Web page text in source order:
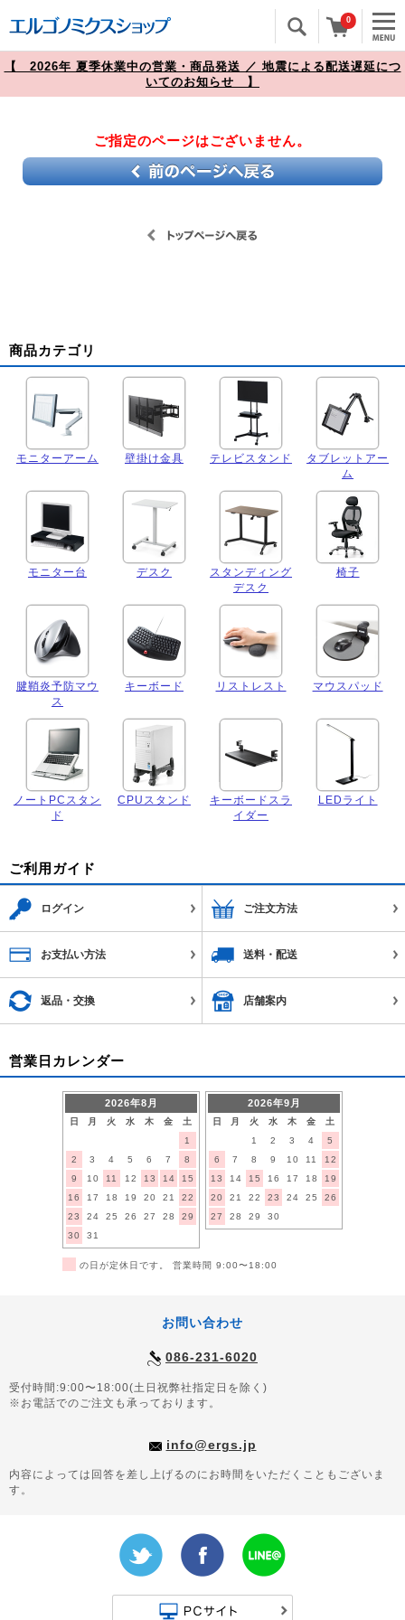
0
【 2026年 夏季休業中の営業・商品発送 ／ 地震による配送遅延につ
いてのお知らせ 】
ご指定のページはございません。
商品カテゴリ
モニターアーム 壁掛け金具 テレビスタンド
タブレットアー
ム
モニター台 デスク
スタンディング
デスク
椅子
腱鞘炎予防マウ
ス
キーボード リストレスト マウスパッド
ノートPCスタン
ド
CPUスタンド
キーボードスラ
イダー
LEDライト
ご利用ガイド
ログイン ご注文方法
お支払い方法 送料・配送
返品・交換 店舗案内
営業日カレンダー
2026年8月
日 月 火 水 木 金
土
1
2
3 4 5 6 7
8
9
10 11 12 13 14
15
16
17 18 19 20 21
22
23
24 25 26 27 28
29
30
31
2026年9月
日 月 火 水 木 金
土
1
2 3 4
5
6
7 8 9 10 11
12
13
14 15 16 17 18
19
20
21 22 23 24 25
26
27
28 29 30
の日が定休日です。 営業時間 9:00〜18:00
お問い合わせ
086-231-6020
受付時間:9:00〜18:00(土日祝弊社指定日を除く)
※お電話でのご注文も承っております。
info@ergs.jp
内容によっては回答を差し上げるのにお時間をいただくこともございま
す。